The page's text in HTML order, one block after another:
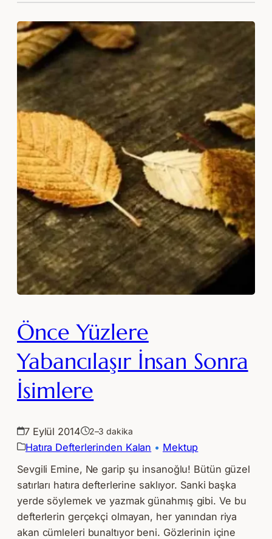
Aydınlıktır
Eylül
Önce Yüzlere
Yabancılaşır İnsan Sonra
İsimlere
7 Eylül 2014 2–3 dakika
Hatıra Defterlerinden Kalan • Mektup
Sevgili Emine, Ne garip şu insanoğlu! Bütün güzel
satırları hatıra defterlerine saklıyor. Sanki başka
yerde söylemek ve yazmak günahmış gibi. Ve bu
defterlerin gerçekçi olmayan, her yanından riya
akan cümleleri bunaltıyor beni. Gözlerinin içine